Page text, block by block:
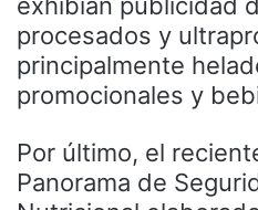
exhibían publicidad
procesados y
principalmente
promocionales y
Por último, el
Panorama de